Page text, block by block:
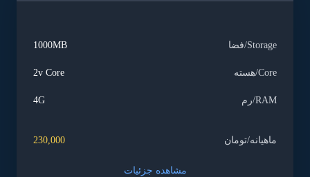
Storage/فضا 1000MB
Core/هسته 2v Core
RAM/رم 4G
ماهیانه/تومان 230,000
مشاهده جزئیات